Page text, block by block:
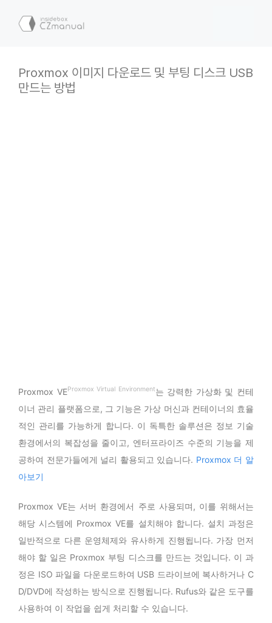
Proxmox 이미지 다운로드 및 부팅 디스크 USB
만드는 방법
Proxmox VEProxmox Virtual Environment는 강력한 가상화 및 컨테
이너 관리 플랫폼으로, 그 기능은 가상 머신과 컨테이너의 효율
적인 관리를 가능하게 합니다. 이 독특한 솔루션은 정보 기술
환경에서의 복잡성을 줄이고, 엔터프라이즈 수준의 기능을 제
공하여 전문가들에게 널리 활용되고 있습니다. Proxmox 더 알
아보기
Proxmox VE는 서버 환경에서 주로 사용되며, 이를 위해서는
해당 시스템에 Proxmox VE를 설치해야 합니다. 설치 과정은
일반적으로 다른 운영체제와 유사하게 진행됩니다. 가장 먼저
해야 할 일은 Proxmox 부팅 디스크를 만드는 것입니다. 이 과
정은 ISO 파일을 다운로드하여 USB 드라이브에 복사하거나 C
D/DVD에 작성하는 방식으로 진행됩니다. Rufus와 같은 도구를
사용하여 이 작업을 쉽게 처리할 수 있습니다.